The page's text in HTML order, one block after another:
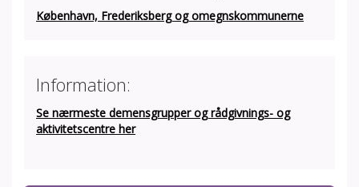
København, Frederiksberg og omegnskommunerne
Information:
Se nærmeste demensgrupper og rådgivnings- og
aktivitetscentre her